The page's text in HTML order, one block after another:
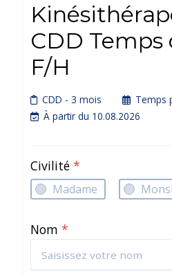
CDD
F/H
CDD - 3 mois Temps
À partir du 10.08.2026
Civilité *
Madame
Nom *